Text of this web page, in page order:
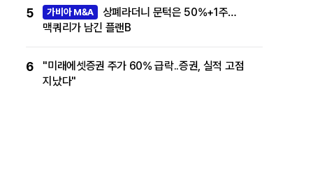
5 가비아 M&A
상폐라더니 문턱은 50%+1주…
맥쿼리가 남긴 플랜B
6
"미래에셋증권 주가 60% 급락..증권, 실적 고점
지났다"